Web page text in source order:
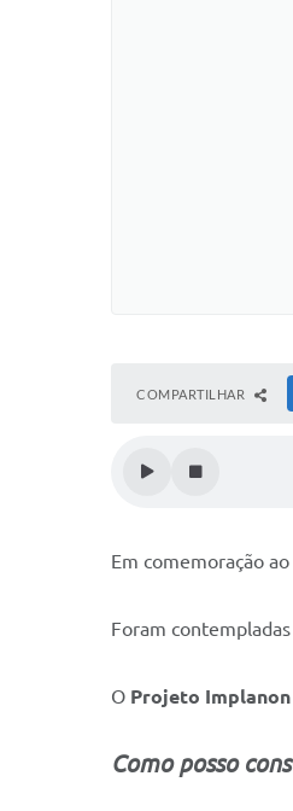
COMPARTILHAR
Em comemoração ao
Foram
O Projeto Implanon
Como posso